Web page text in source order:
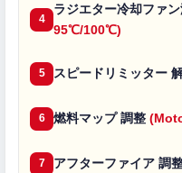
4
ラジエター冷却ファ
95℃/100℃)
5 スピードリミッター
6 燃料マップ 調整
7 アフターファイア 調